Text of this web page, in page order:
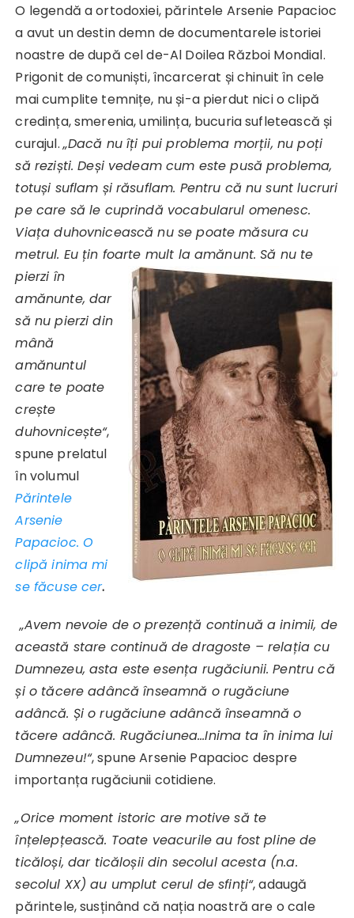
O legendă a ortodoxiei, părintele Arsenie Papacioc
a avut un destin demn de documentarele istoriei
noastre de după cel de-Al Doilea Război Mondial.
Prigonit de comuniști, încarcerat și chinuit în cele
mai cumplite temnițe, nu și-a pierdut nici o clipă
credința, smerenia, umilința, bucuria sufletească și
curajul.„Dacă nu îți pui problema morții, nu poți
să reziști. Deși vedeam cum este pusă problema,
totuși suflam și răsuflam. Pentru că nu sunt lucruri
pe care să le cuprindă vocabularul omenesc.
Viața duhovnicească nu se poate măsura cu
metrul. Eu țin foarte mult la amănunt. Să nu te
pierzi în
amănunte, dar
să nu pierzi din
mână
amănuntul
care te poate
crește
duhovnicește“,
spune prelatul
în volumul
Părintele
Arsenie
Papacioc. O
clipă inima mi
se făcuse cer.
„Avem nevoie de o prezență continuă a inimii, de
această stare continuă de dragoste – relația cu
Dumnezeu, asta este esența rugăciunii. Pentru că
și o tăcere adâncă înseamnă o rugăciune
adâncă. Și o rugăciune adâncă înseamnă o
tăcere adâncă. Rugăciunea…Inima ta în inima lui
Dumnezeu!“, spune Arsenie Papacioc despre
importanța rugăciunii cotidiene.
„Orice moment istoric are motive să te
înțelepțească. Toate veacurile au fost pline de
ticăloși, dar ticăloșii din secolul acesta (n.a.
secolul XX) au umplut cerul de sfinți“, adaugă
părintele, susținând că nația noastră are o cale